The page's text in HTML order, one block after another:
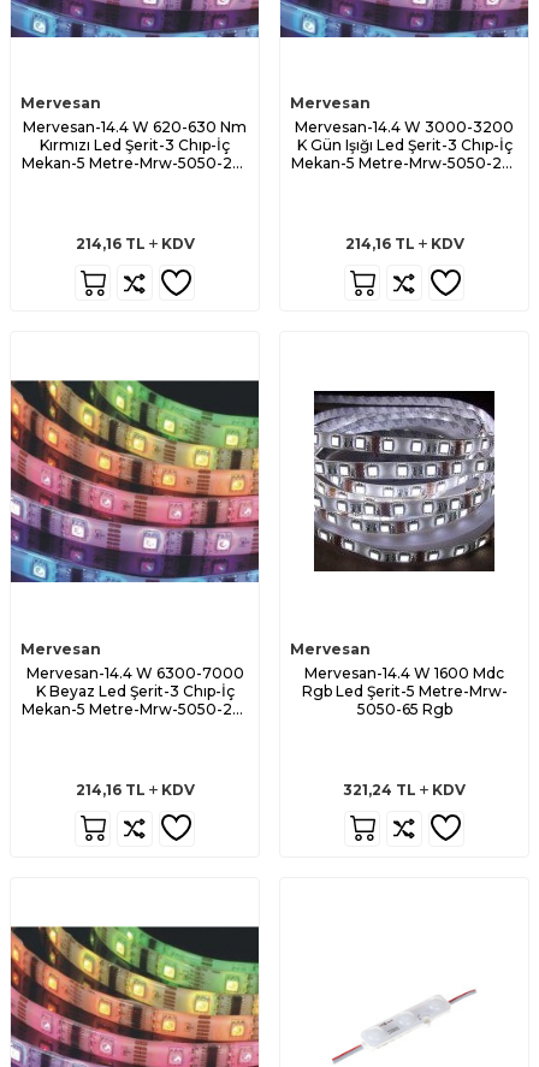
Mervesan
Mervesan-14.4 W 620-630 Nm
Kırmızı Led Şerit-3 Chıp-İç
Mekan-5 Metre-Mrw-5050-20-
214,16TL KDV
Mervesan
Mervesan-14.4 W 3000-3200
K Gün Işığı Led Şerit-3 Chıp-İç
Mekan-5 Metre-Mrw-5050-20-
214,16TL KDV
Mervesan
Mervesan-14.4 W 6300-7000
K Beyaz Led Şerit-3 Chıp-İç
Mekan-5 Metre-Mrw-5050-20-
214,16TL KDV
Mervesan
Mervesan-14.4 W 1600 Mdc
Rgb Led Şerit-5 Metre-Mrw-
5050-65 Rgb
321,24 TL KDV